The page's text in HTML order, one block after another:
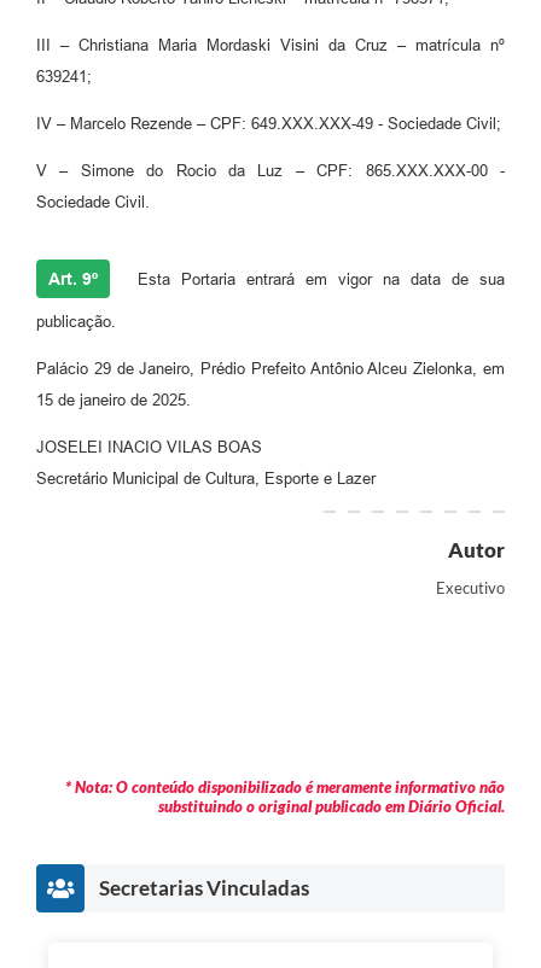
III – Christiana Maria Mordaski Visini da Cruz – matrícula nº
639241;
IV – Marcelo Rezende – CPF: 649.XXX.XXX-49 - Sociedade Civil;
V – Simone do Rocio da Luz – CPF: 865.XXX.XXX-00 -
Sociedade Civil.
Art. 9º Esta Portaria entrará em vigor na data de sua
publicação.
Palácio 29 de Janeiro, Prédio Prefeito Antônio Alceu Zielonka, em
15 de janeiro de 2025.
JOSELEI INACIO VILAS BOAS
Secretário Municipal de Cultura, Esporte e Lazer
Autor
Executivo
* Nota: O conteúdo disponibilizado é meramente informativo não
substituindo o original publicado em Diário Oficial.
Secretarias Vinculadas